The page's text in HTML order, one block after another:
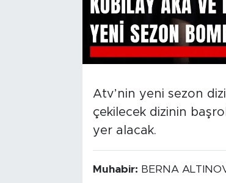
Atv’nin yeni sezon
çekilecek dizinin
yer alacak.
Muhabir: BERNA